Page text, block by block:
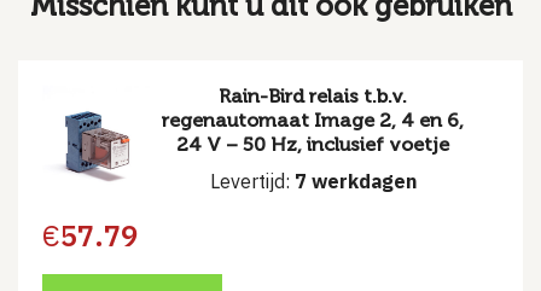
Rain-Bird relais t.b.v.
regenautomaat Image 2, 4 en 6,
24 V – 50 Hz, inclusief voetje
Levertijd: 7 werkdagen
€57.79